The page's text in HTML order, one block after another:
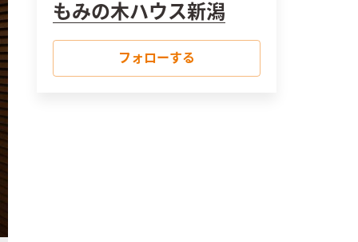
もみの木ハウス新潟
フォローする